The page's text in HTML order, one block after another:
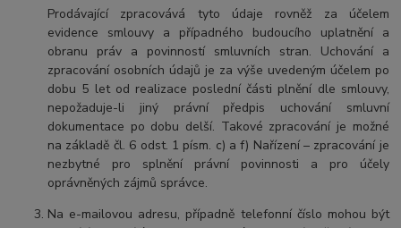
Prodávající zpracovává tyto údaje rovněž za účelem
evidence smlouvy a případného budoucího uplatnění a
obranu práv a povinností smluvních stran. Uchování a
zpracování osobních údajů je za výše uvedeným účelem po
dobu 5 let od realizace poslední části plnění dle smlouvy,
nepožaduje-li jiný právní předpis uchování smluvní
dokumentace po dobu delší. Takové zpracování je možné
na základě čl. 6 odst. 1 písm. c) a f) Nařízení – zpracování je
nezbytné pro splnění právní povinnosti a pro účely
oprávněných zájmů správce.
Na e-mailovou adresu, případně telefonní číslo mohou být